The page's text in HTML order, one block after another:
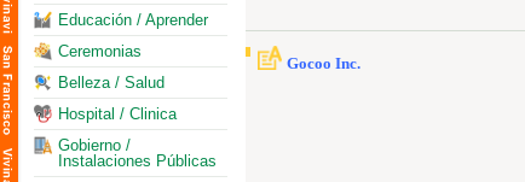
Educación / Aprender
Ceremonias
Belleza / Salud
Hospital / Clinica
Gobierno /
Instalaciones Públicas
Gocoo Inc.